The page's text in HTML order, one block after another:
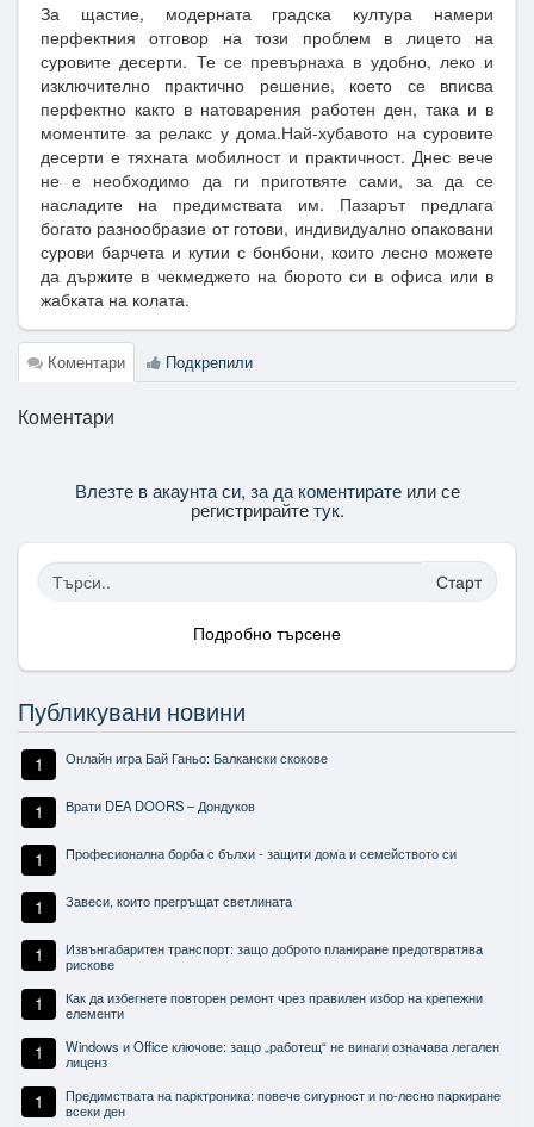
За щастие, модерната градска култура намери
перфектния отговор на този проблем в лицето на
суровите десерти. Те се превърнаха в удобно, леко и
изключително практично решение, което се вписва
перфектно както в натоварения работен ден, така и в
моментите за релакс у дома.Най-хубавото на суровите
десерти е тяхната мобилност и практичност. Днес вече
не е необходимо да ги приготвяте сами, за да се
насладите на предимствата им. Пазарът предлага
богато разнообразие от готови, индивидуално опаковани
сурови барчета и кутии с бонбони, които лесно можете
да държите в чекмеджето на бюрото си в офиса или в
жабката на колата.
Коментари Подкрепили
Коментари
Влезте в акаунта си, за да коментиратеили се
регистрирайтетук.
Старт
Подробно търсене
Публикувани новини
1 Онлайн игра Бай Ганьо: Балкански скокове
1 Врати DEA DOORS – Дондуков
1 Професионална борба с бълхи - защити дома и семейството си
1 Завеси, които прегръщат светлината
1
Извънгабаритен транспорт: защо доброто планиране предотвратява
рискове
1
Как да избегнете повторен ремонт чрез правилен избор на крепежни
елементи
1
Windows и Office ключове: защо „работещ“ не винаги означава легален
лиценз
1
Предимствата на парктроника: повече сигурност и по-лесно паркиране
всеки ден